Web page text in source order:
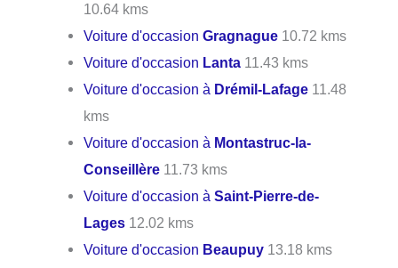
10.64 kms
Voiture d'occasionGragnague 10.72 kms
Voiture d'occasion Lanta 11.43 kms
Voiture d'occasion à Drémil-Lafage 11.48
kms
Voiture d'occasion à Montastruc-la-
Conseillère 11.73 kms
Voiture d'occasion àSaint-Pierre-de-
Lages 12.02 kms
Voiture d'occasion Beaupuy 13.18 kms